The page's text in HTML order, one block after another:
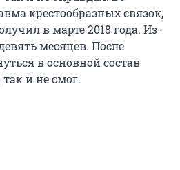
крестообразных связок,
в марте 2018 года. Из-
месяцев. После
в основной состав
и не смог.